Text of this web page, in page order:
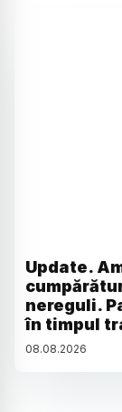
Update.
nereguli.
în timpul
08.08.2026